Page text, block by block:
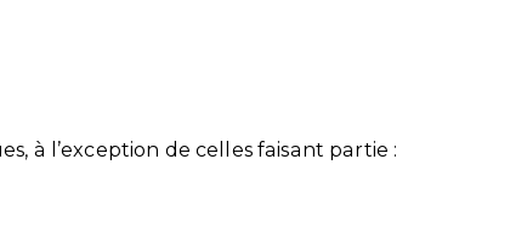
à l’exception de celles faisant partie :